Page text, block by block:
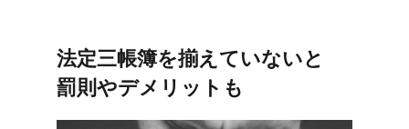
法定三帳簿を​揃えていないと​
罰則や​デメリットも